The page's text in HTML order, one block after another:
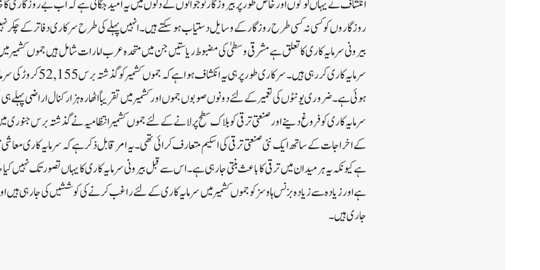
انکشاف نے یہاں لوگوں اور خاص طور پر بیروزگار نوجوانوں کے دلوں میں یہ امید جگائی ہے کہ اب بے روزگاری کا
روزگاروں کو کسی نہ کسی طرح روزگار کے وسایل دستیاب ہوسکتے ہیں۔ انہیں پہلے کی طرح سرکاری دفاتر کے چکر
بیرونی سرمایہ کاری کا تعلق ہے مشرقی وسطیٰ کی مضبوط ریاستیں جن میں متحدہ عرب امارات شامل ہیں جموں کشمیر
سرمایہ کاری کررہی ہیں۔سرکاری طور
ہوئی ہے۔ضروری یونٹوں کی تعمیر کے لئے دونوں صوبوں جموں اور کشمیر میں تقریباًاٹھارہ ہزار کنال اراضی پہلے
کے اخراجات کے ساتھ ایک نئی صنعتی ترقی کی ا سکیم متعارف کرائی تھی۔یہ امر قابل ذکر ہے کہ سرمایہ کاری معاشی
ہے کیونکہ یہ ہر میدان میں ترقی کا باعث بنتی جارہی ہے۔اس سے قبل بیرونی سرمایہ کاری کا یہاں تصور تک نہیں کیا
ہے اور زیادہ سے زیادہ بزنس ہاوسز کو جموں کشمیر میں سرمایہ کاری کے لئے راغب کرنے کی کوششیں کی جارہی ہیں
جاری ہیں۔